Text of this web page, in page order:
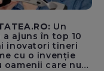
Un
a ajuns în top 10
inovatori tineri
cu o invenție
oamenii care nu